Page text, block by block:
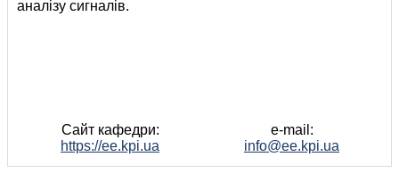
аналізу сигналів.
Сайт кафедри:
https://ee.kpi.ua
e-mail:
info@ee.kpi.ua